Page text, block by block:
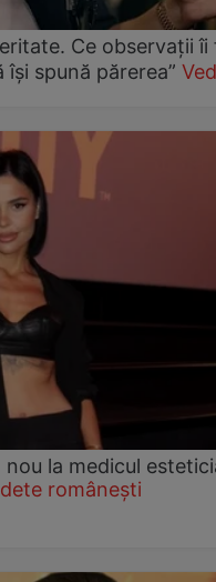
Ce observații îi
spună părerea”
nou la medicul
românești